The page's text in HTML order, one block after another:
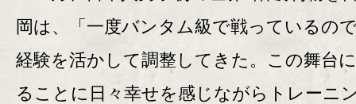
岡は、「一度バンタム級で戦っているの
経験を活かして調整してきた。この舞台
ることに日々幸せを感じながらトレーニ